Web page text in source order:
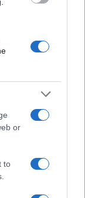
or
to
tornano
fino a
mete più
parcheggio